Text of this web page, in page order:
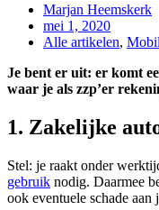
Marjan Heemskerk
mei 1, 2020
Alle artikelen,
Je bent er uit: er komt
waar je als zzp’er
1. Zakelijke
Stel: je raakt onder
gebruik nodig. Daarmee
ook eventuele schade aan